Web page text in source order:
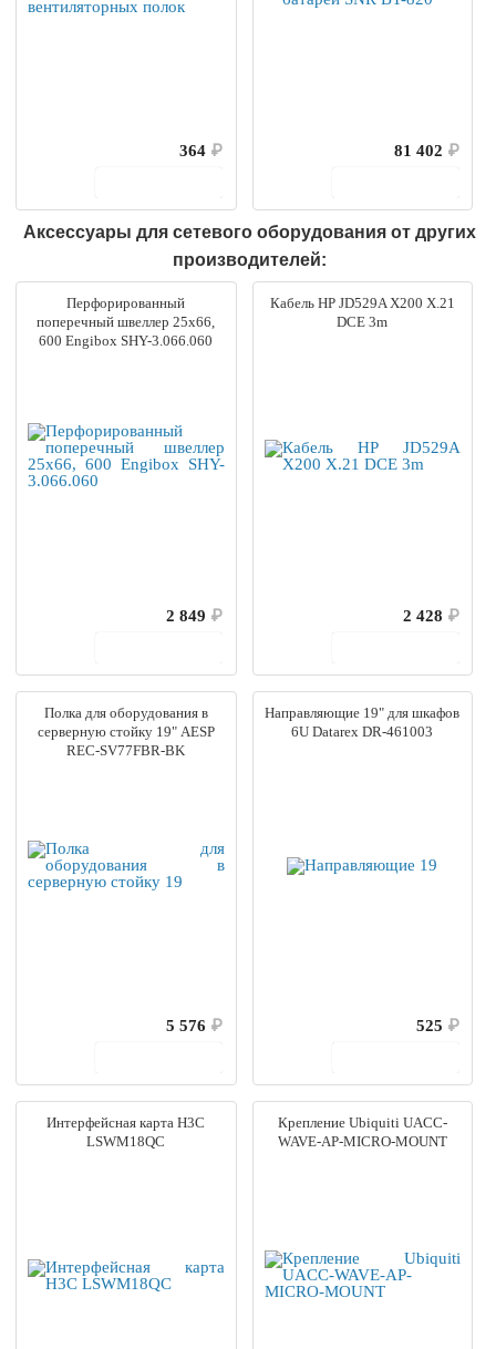
364 ₽
81 402 ₽
Аксессуары для сетевого оборудования от других
производителей:
Перфорированный
поперечный швеллер 25х66,
600 Engibox SHY-3.066.060
2 849 ₽
Кабель HP JD529A X200 X.21
DCE 3m
2 428 ₽
Полка для оборудования в
серверную стойку 19" AESP
REC-SV77FBR-BK
5 576 ₽
Направляющие 19" для шкафов
6U Datarex DR-461003
525 ₽
Интерфейсная карта H3C
LSWM18QC
Крепление Ubiquiti UACC-
WAVE-AP-MICRO-MOUNT